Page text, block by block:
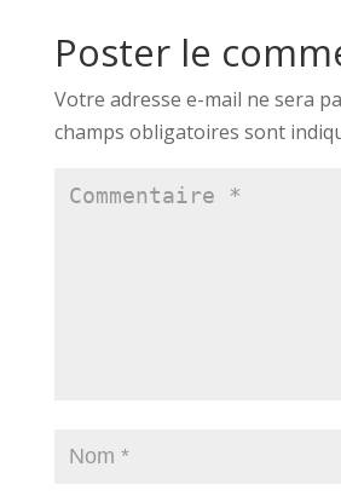
Poster le
Votre adresse e-mail ne sera
champs obligatoires sont